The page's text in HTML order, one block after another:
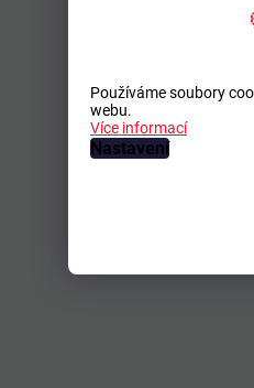
Používáme soubory
webu.
Více informací
Nastavení